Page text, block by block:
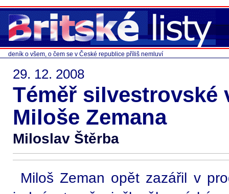
deník o všem, o čem se v České republice příliš nemluví
29. 12. 2008
Téměř silvestrovské
Miloše Zemana
Miloslav Štěrba
Miloš Zeman opět zazářil v